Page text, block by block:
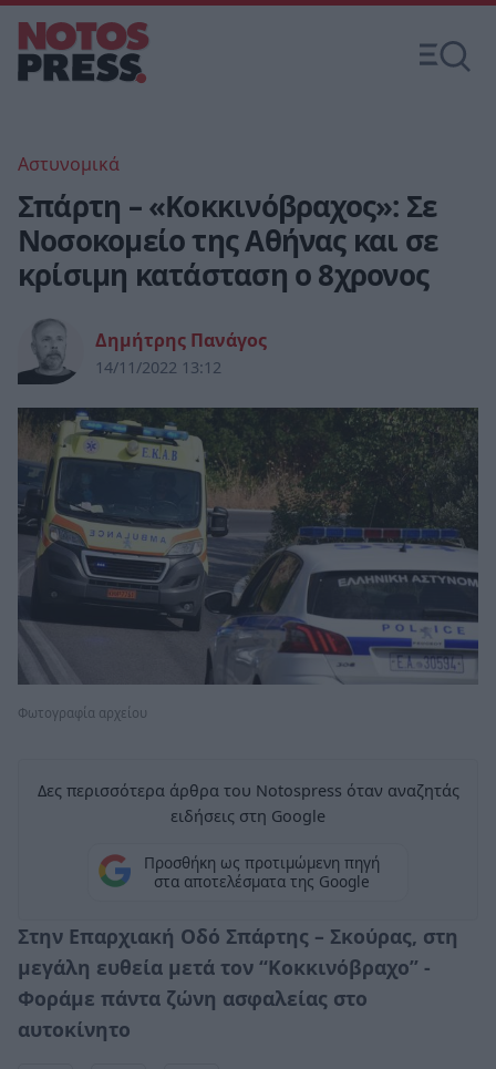
Αστυνομικά
Σπάρτη – «Κοκκινόβραχος»: Σε
Νοσοκομείο της Αθήνας και σε
κρίσιμη κατάσταση ο 8χρονος
Δημήτρης Πανάγος
14/11/2022 13:12
Φωτογραφία αρχείου
Δες περισσότερα άρθρα του Notospress όταν αναζητάς
ειδήσεις στη Google
Προσθήκη ως προτιμώμενη πηγή
στα αποτελέσματα της Google
Στην Επαρχιακή Οδό Σπάρτης – Σκούρας, στη
μεγάλη ευθεία μετά τον “Κοκκινόβραχο” -
Φοράμε πάντα ζώνη ασφαλείας στο
αυτοκίνητο